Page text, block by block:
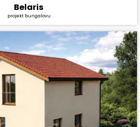
4+kk
97,2 m²
Belaris
projekt bungalovu